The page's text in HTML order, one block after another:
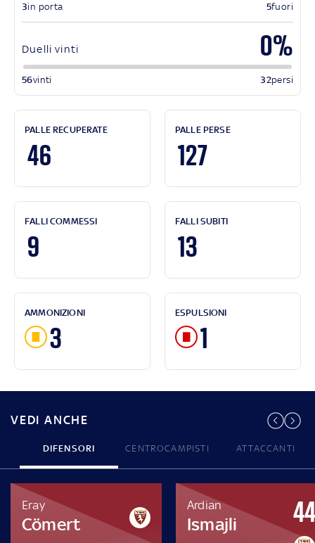
3in porta 5fuori
Duelli vinti 0%
56vinti 32persi
PALLE RECUPERATE
46
PALLE PERSE
127
FALLI COMMESSI
9
FALLI SUBITI
13
AMMONIZIONI
3
ESPULSIONI
1
VEDI ANCHE
DIFENSORI CENTROCAMPISTI ATTACCANTI
Eray
Cömert
Ardian
Ismajli 44